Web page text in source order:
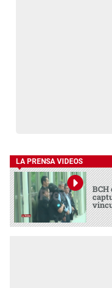
LA PRENSA VIDEOS